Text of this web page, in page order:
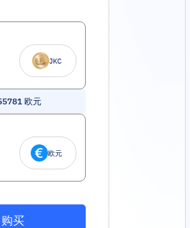
JKC
欧元
欧元
买